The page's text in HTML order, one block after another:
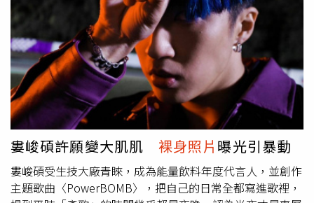
婁峻碩許願變大肌肌 裸身照片 曝光引暴動
婁峻碩受生技大廠青睞，成為能量飲料年度代言人，並創作
主題歌曲〈PowerBOMB〉，把自己的日常全都寫進歌裡，